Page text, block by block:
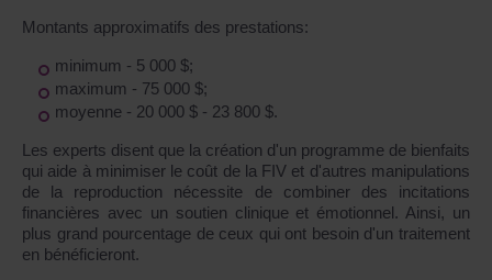
Montants approximatifs des prestations:
minimum - 5 000 $;
maximum - 75 000 $;
moyenne - 20 000 $ - 23 800 $.
Les experts disent que la création d'un programme de bienfaits
qui aide à minimiser le coût de la FIV et d'autres manipulations
de la reproduction nécessite de combiner des incitations
financières avec un soutien clinique et émotionnel. Ainsi, un
plus grand pourcentage de ceux qui ont besoin d'un traitement
en bénéficieront.